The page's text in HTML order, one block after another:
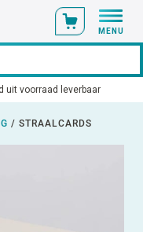
MENU
uit voorraad leverbaar
/ STRAALCARDS